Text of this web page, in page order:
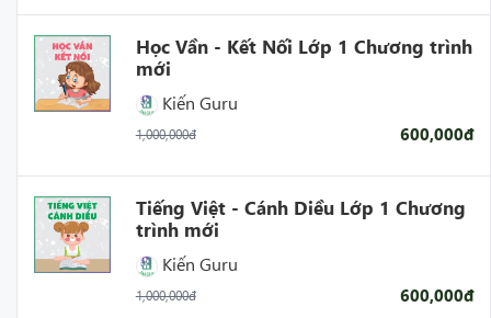
Học Vần - Kết Nối Lớp 1 Chương trình
mới
Kiến Guru
1,000,000đ 600,000đ
Tiếng Việt - Cánh Diều Lớp 1 Chương
trình mới
Kiến Guru
1,000,000đ 600,000đ